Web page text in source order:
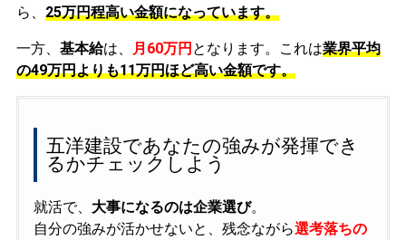
ら、 25万円程高い金額になっています。
一方、 基本給は、 月60万円 となります。これは業界平均
の49万円よりも11万円ほど高い金額です。
五洋建設であなたの強みが発揮でき
るかチェックしよう
就活で、 大事になるのは企業選び。
自分の強みが活かせないと、残念ながら選考落ちの